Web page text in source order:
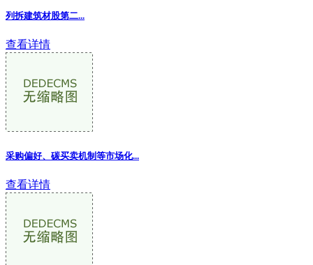
列拆建筑材股第二...
查看详情
采购偏好、碳买卖机制等市场化...
查看详情